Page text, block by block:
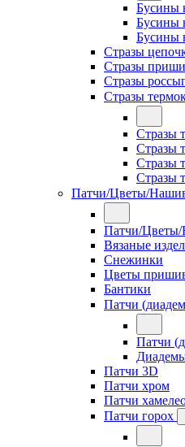
Бусины
Бусины
Бусины
Стразы
Стразы
Стразы
Стразы
Стразы
Стразы
Стразы
Стразы
Патчи/Цветы/
Патчи/
Вязаные
Снежинки
Цветы
Бантики
Патчи
Патчи
Патчи 3D
Патчи хром
Патчи
Патчи горох